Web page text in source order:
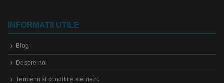
INFORMATII UTILE
Blog
Despre noi
Termenii si conditiile sterge.ro